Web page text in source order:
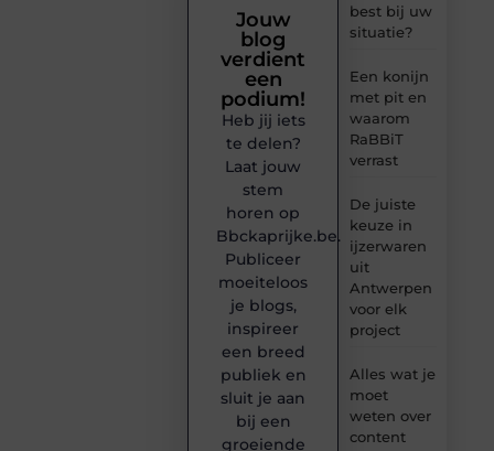
best bij uw
situatie?
Een konijn
met pit en
waarom
RaBBiT
verrast
De juiste
keuze in
ijzerwaren
uit
Antwerpen
voor elk
project
Alles wat je
moet
weten over
content
Jouw
blog
verdient
een
podium!
Heb jij iets
te delen?
Laat jouw
stem
horen op
Bbckaprijke.be.
Publiceer
moeiteloos
je blogs,
inspireer
een breed
publiek en
sluit je aan
bij een
groeiende